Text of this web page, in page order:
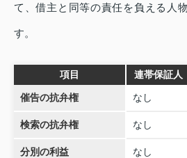
て、借主と同等の責任を負える人
す。
項目 連帯保証人
催告の抗弁権 なし
検索の抗弁権 なし
分別の利益 なし